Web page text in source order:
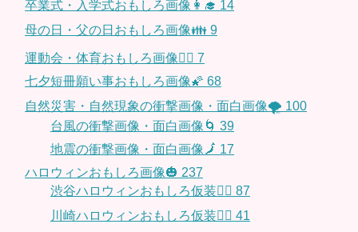
卒業式・入学式おもしろ画像👩‍🎓 14
母の日・父の日おもしろ画像👪 9
運動会・体育おもしろ画像🤸‍♂️ 7
七夕短冊願い事おもしろ画像🌠 68
自然災害・自然現象の衝撃画像・面白画像🌪 100
台風の衝撃画像・面白画像🌀 39
地震の衝撃画像・面白画像🗾 17
ハロウィンおもしろ画像🎃 237
渋谷ハロウィンおもしろ仮装👯‍♂️ 87
川崎ハロウィンおもしろ仮装🧞‍♀️ 41